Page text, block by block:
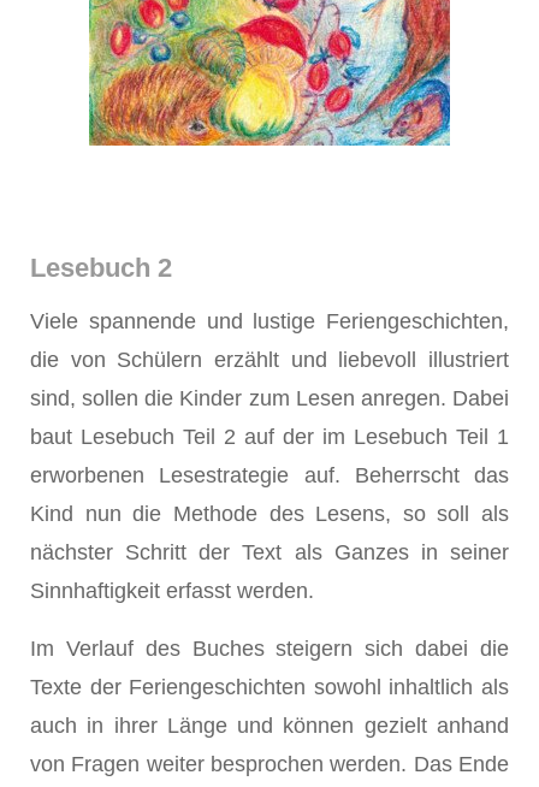
Lesebuch 2
Viele spannende und lustige Feriengeschichten,
die von Schülern erzählt und liebevoll illustriert
sind, sollen die Kinder zum Lesen anregen. Dabei
baut Lesebuch Teil 2 auf der im Lesebuch Teil 1
erworbenen Lesestrategie auf. Beherrscht das
Kind nun die Methode des Lesens, so soll als
nächster Schritt der Text als Ganzes in seiner
Sinnhaftigkeit erfasst werden.
Im Verlauf des Buches steigern sich dabei die
Texte der Feriengeschichten sowohl inhaltlich als
auch in ihrer Länge und können gezielt anhand
von Fragen weiter besprochen werden. Das Ende